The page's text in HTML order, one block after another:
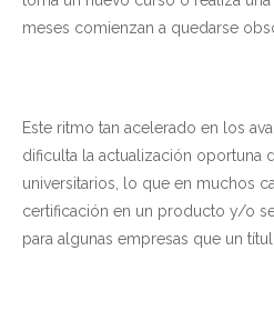
meses comienzan a quedarse
Este ritmo tan acelerado en los
dificulta la actualización oportuna
universitarios, lo que en muchos
certificación en un producto y/o
para algunas empresas que un